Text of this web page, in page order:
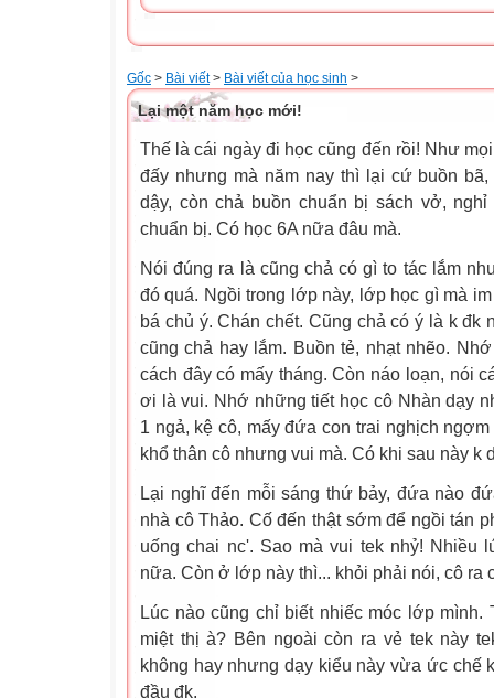
Gốc > Bài viết> Bài viết của học sinh >
Lại một năm học mới!
Thế là cái ngày đi học cũng đến rồi! Như
đấy nhưng mà năm nay thì lại cứ buồn
dậy, còn chả buồn chuẩn bị sách vở,
chuẩn bị. Có học 6A nữa đâu mà.
Nói đúng ra là cũng chả có gì to tác lắm
đó quá. Ngồi trong lớp này, lớp học gì mà
bá chủ ý. Chán chết. Cũng chả có ý là k đk
cũng chả hay lắm. Buồn tẻ, nhạt nhẽo.
cách đây có mấy tháng. Còn náo loạn, nói
ơi là vui. Nhớ những tiết học cô Nhàn dạy
1 ngả, kệ cô, mấy đứa con trai nghịch
khổ thân cô nhưng vui mà. Có khi sau này k
Lại nghĩ đến mỗi sáng thứ bảy, đứa nào
nhà cô Thảo. Cố đến thật sớm để ngồi tán
uống chai nc'. Sao mà vui tek nhỷ! Nhiều
nữa. Còn ở lớp này thì... khỏi phải nói, cô ra
Lúc nào cũng chỉ biết nhiếc móc lớp mình.
miệt thị à? Bên ngoài còn ra vẻ tek này
không hay nhưng dạy kiểu này vừa ức chế
đầu đk.